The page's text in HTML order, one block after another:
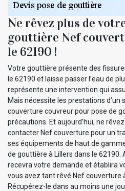
Ne rêvez plus de
gouttière Nef
le 62190 !
Votre gouttière présente des
le 62190 et laisse passer l’eau de
représente une intervention qui
Mais nécessite les prestations
couverture couvreur pour pose de
précautions. Et aujourd’hui, ne
contacter Nef couverture pour un
ses équipements de haut de
de gouttière à Lillers dans le
recevra votre demande et établira
vous avez tant rêvé Nef couverture
Récupérez-le dans au moins une